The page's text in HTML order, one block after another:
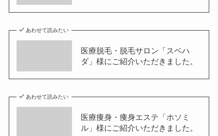
あわせて読みたい
医療脱毛・脱毛サロン「スベハ
ダ」様にご紹介いただきました。
あわせて読みたい
医療痩身・痩身エステ「ホソミ
ル」様にご紹介いただきました。